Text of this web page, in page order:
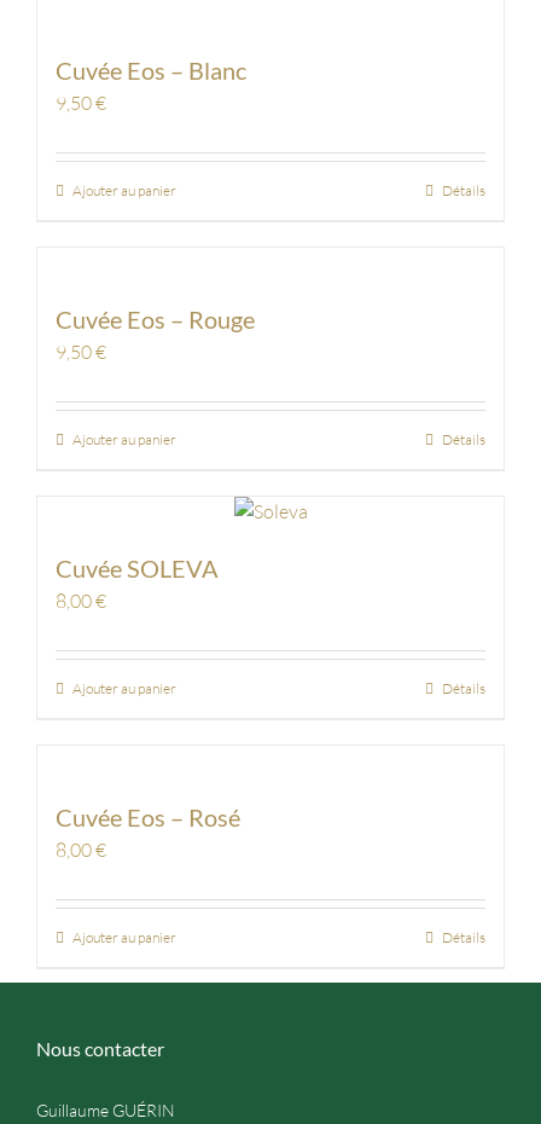
Cuvée Eos – Blanc
9,50€
Ajouter au panier Détails
Cuvée Eos – Rouge
9,50€
Ajouter au panier Détails
Cuvée SOLEVA
8,00€
Ajouter au panier Détails
Cuvée Eos – Rosé
8,00€
Ajouter au panier Détails
Nous contacter
Guillaume GUÉRIN